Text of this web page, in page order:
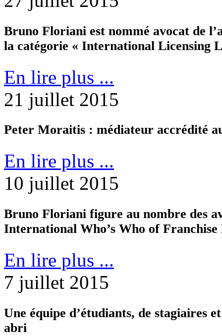
Bruno Floriani est nommé avocat de
la catégorie « International Licensing
En lire plus ...
21 juillet 2015
Peter Moraitis : médiateur accrédité
En lire plus ...
10 juillet 2015
Bruno Floriani figure au nombre des
International Who’s Who of Franchise
En lire plus ...
7 juillet 2015
Une équipe d’étudiants, de stagiaires
abri